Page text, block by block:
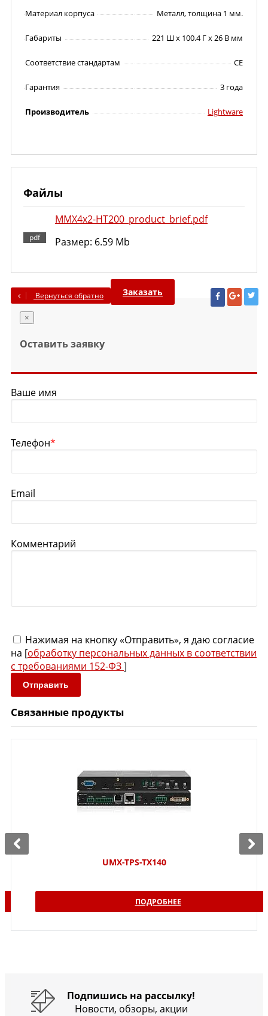
Материал корпуса Металл, толщина 1 мм.
Габариты 221 Ш x 100.4 Г x 26 В мм
Соответствие стандартам CE
Гарантия 3 года
Производитель Lightware
Файлы
MMX4x2-HT200_product_brief.pdf
Размер: 6.59 Mb
Вернуться обратно Заказать
×
Оставить заявку
Ваше имя
Телефон*
Email
Комментарий
Нажимая на кнопку «Отправить», я даю согласие
на [обработку персональных данных в соответствии
с требованиями 152-ФЗ]
Отправить
Связанные продукты
UMX-TPS-TX140
ПОДРОБНЕЕ
Подпишись на рассылку!
Новости, обзоры, акции